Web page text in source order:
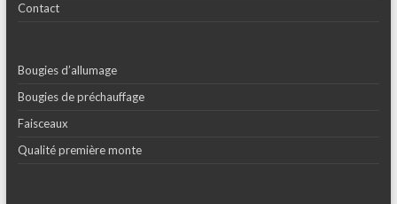
Contact
Bougies d’allumage
Bougies de préchauffage
Faisceaux
Qualité première monte